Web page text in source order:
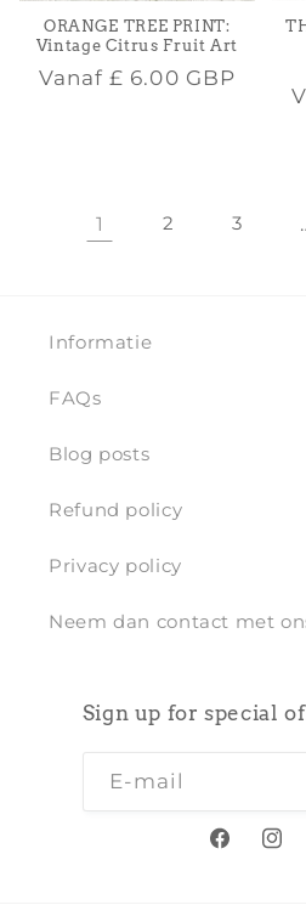
ORANGE TREE PRINT:
Vintage Citrus Fruit Art
Normale
Vanaf£ 6.00 GBP
1 2 3
Informatie
FAQs
Blog posts
Refund policy
Privacy policy
Neem dan contact met
Sign up for special
E‑mail
Facebook